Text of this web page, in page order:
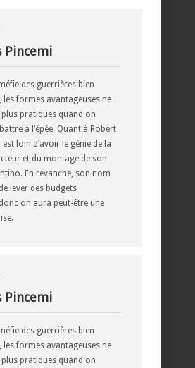
Pincemi
des guerrières bien
les formes avantageuses ne
pratiques quand on
à l’épée. Quant à Robert
est loin d’avoir le génie de la
et du montage de son
En revanche, son nom
lever des budgets
on aura peut-être une
Pincemi
des guerrières bien
les formes avantageuses ne
pratiques quand on